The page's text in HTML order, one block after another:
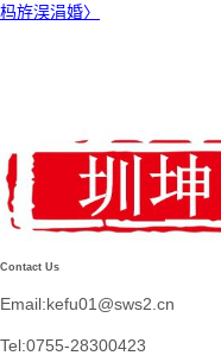
杩斿洖涓婚〉
Contact Us
Email:kefu01@sws2.cn
Tel:0755-28300423